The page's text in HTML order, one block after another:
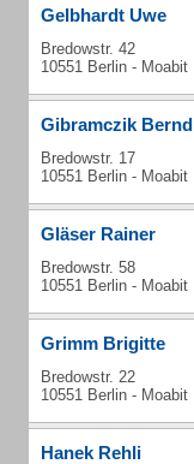
Gelbhardt Uwe
Bredowstr. 42
10551 Berlin - Moabit
Gibramczik Bernd
Bredowstr. 17
10551 Berlin - Moabit
Gläser Rainer
Bredowstr. 58
10551 Berlin - Moabit
Grimm Brigitte
Bredowstr. 22
10551 Berlin - Moabit
Hanek Rehli